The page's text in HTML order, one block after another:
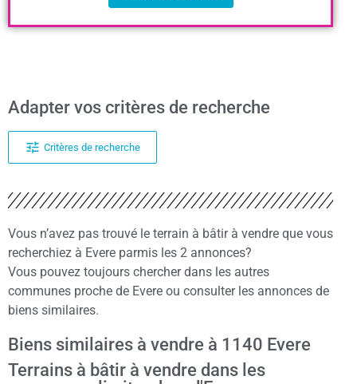
Adapter vos critères de recherche
Critères de recherche
Vous n’avez pas trouvé le terrain à bâtir à vendre que vous
recherchiez à Evere parmis les 2 annonces?
Vous pouvez toujours chercher dans les autres
communes proche de Evere ou consulter les annonces de
biens similaires.
Biens similaires à vendre à 1140 Evere
Terrains à bâtir à vendre dans les